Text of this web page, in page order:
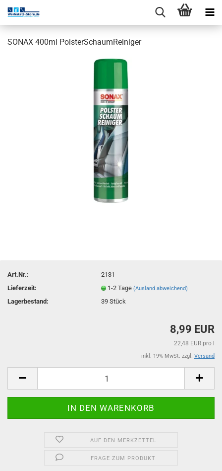
SONAX 400ml PolsterSchaumReiniger
Art.Nr.:
2131
Lieferzeit:
1-2 Tage(Ausland abweichend)
Lagerbestand: 39Stück
8,99 EUR
22,48 EUR pro l
inkl. 19% MwSt. zzgl. Versand
AUF DEN MERKZETTEL
FRAGE ZUM PRODUKT